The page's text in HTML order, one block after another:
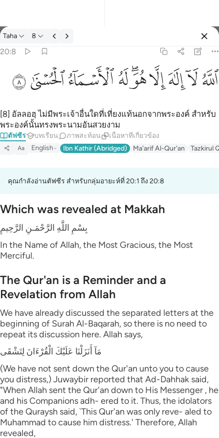
ตัฟซีร: Taha 20:8
Taha 8
20:8
الله لا الاه الا هو له الاسماء الحسنى ٨
ٱللَّهُ لَآ إِلَـٰهَ إِلَّا هُوَ ۖ لَهُ ٱلْأَسْمَآءُ ٱلْحُسْنَىٰ ٨
ﲓﲔﲕﲖﲗﲘﲙﲚﲛﲜ
[8] อัลลอฮฺ ไม่มีพระเจ้าอื่นใดที่เที่ยงแท้นอกจากพระองค์ สำหรับ
พระองค์นั้นทรงพระนามอันสวยงาม
ตัฟซีร บทเรียน ภาพสะท้อน เนื้อหาที่เกี่ยวข้อง
Aa English Ibn Kathir (Abridged) Ma'arif Al-Qur'an Tazkirul
คุณกำลังอ่านตัฟซีร สำหรับกลุ่มอายะห์ที่ 20:1 ถึง 20:8
Which was revealed at Makkah
بِسْمِ اللَّهِ الرَّحْمَـنِ الرَّحِيمِ
In the Name of Allah, the Most Gracious, the Most
Merciful.
The Qur'an is a Reminder and a
Revelation from Allah
We have already discussed the separated letters at the
beginning of Surah Al-Baqarah, so there is no need to
repeat its discussion here. Allah says,
مَآ أَنَزَلْنَا عَلَيْكَ الْقُرْءَانَ لِتَشْقَى
(We have not sent down the Qur'an unto you to cause
you distress,) Juwaybir reported that Ad-Dahhak said,
"When Allah sent the Qur'an down to His Messenger , he
and his Companions adh- ered to it. Thus, the idolators
of the Quraysh said, `This Qur'an was only reve- aled to
Muhammad to cause him distress.' Therefore, Allah
revealed,